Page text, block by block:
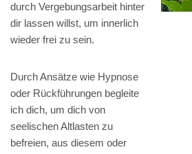
durch Vergebungsarbeit hinter
dir lassen willst, um innerlich
wieder frei zu sein.
Durch Ansätze wie Hypnose
oder Rückführungen begleite
ich dich, um dich von
seelischen Altlasten zu
befreien, aus diesem oder